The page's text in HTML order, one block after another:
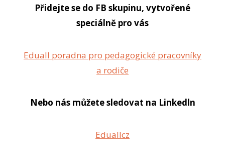
Přidejte se do FB skupinu, vytvořené
speciálně pro vás
Eduall poradna pro pedagogické pracovníky
a rodiče
Nebo nás můžete sledovat na Linkedln
Eduallcz